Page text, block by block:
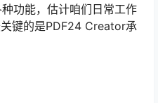
功能，估计咱们日常工作
键的是PDF24 Creator承